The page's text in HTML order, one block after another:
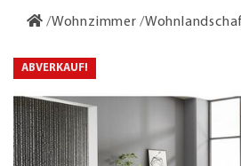
Wohnzimmer
ABVERKAUF!